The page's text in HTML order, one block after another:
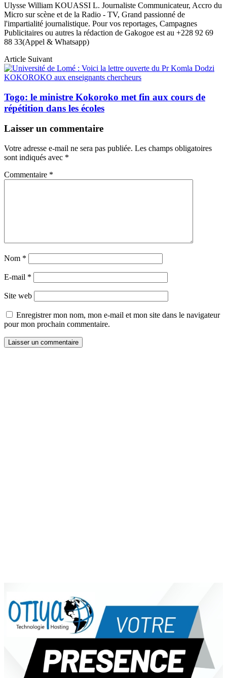
Ulysse William KOUASSI L. Journaliste Communicateur, Accro du
Micro sur scène et de la Radio - TV, Grand passionné de
l'impartialité journalistique. Pour vos reportages, Campagnes
Publicitaires ou autres la rédaction de Gakogoe est au +228 92 69
88 33(Appel & Whatsapp)
Article Suivant
Togo: le ministre Kokoroko met fin aux cours de
répétition dans les écoles
Laisser un commentaire
Votre adresse e-mail ne sera pas publiée. Les champs obligatoires
sont indiqués avec *
Commentaire *
Nom *
E-mail *
Site web
Enregistrer mon nom, mon e-mail et mon site dans le navigateur
pour mon prochain commentaire.